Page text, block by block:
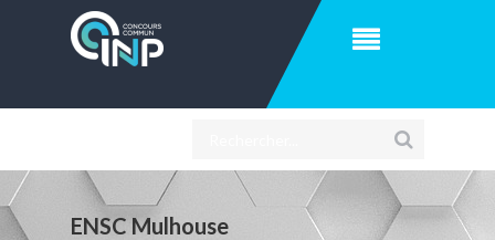
ENSC Mulhouse